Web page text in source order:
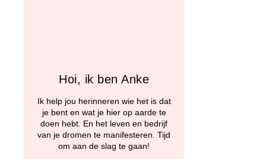
Hoi, ik ben Anke
Ik help jou herinneren wie het is dat
je bent en wat je hier op aarde te
doen hebt. En het leven en bedrijf
van je dromen te manifesteren. Tijd
om aan de slag te gaan!